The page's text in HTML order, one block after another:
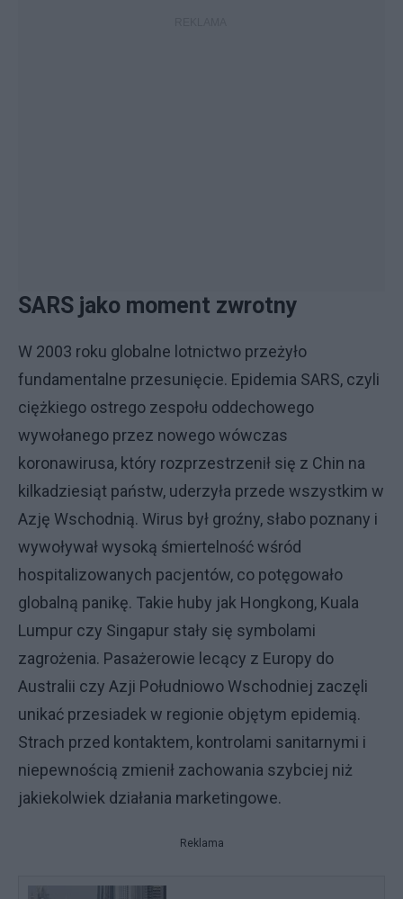
SARS jako moment zwrotny
W 2003 roku globalne lotnictwo przeżyło
fundamentalne przesunięcie. Epidemia SARS, czyli
ciężkiego ostrego zespołu oddechowego
wywołanego przez nowego wówczas
koronawirusa, który rozprzestrzenił się z Chin na
kilkadziesiąt państw, uderzyła przede wszystkim w
Azję Wschodnią. Wirus był groźny, słabo poznany i
wywoływał wysoką śmiertelność wśród
hospitalizowanych pacjentów, co potęgowało
globalną panikę. Takie huby jak Hongkong, Kuala
Lumpur czy Singapur stały się symbolami
zagrożenia. Pasażerowie lecący z Europy do
Australii czy Azji Południowo Wschodniej zaczęli
unikać przesiadek w regionie objętym epidemią.
Strach przed kontaktem, kontrolami sanitarnymi i
niepewnością zmienił zachowania szybciej niż
jakiekolwiek działania marketingowe.
Reklama